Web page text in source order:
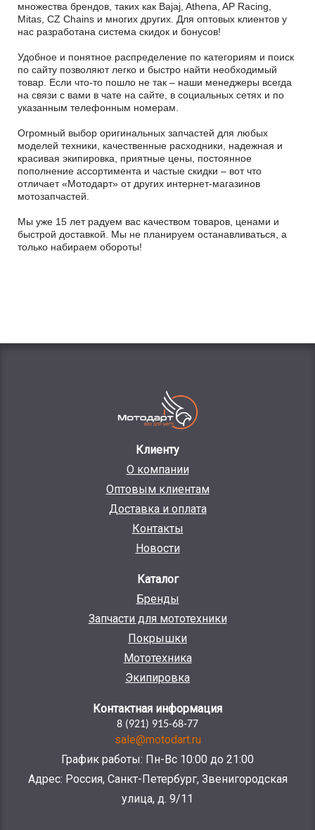
множества брендов, таких как Bajaj, Athena, AP Racing,
Mitas, CZ Chains и многих других. Для оптовых клиентов у
нас разработана система скидок и бонусов!
Удобное и понятное распределение по категориям и поиск
по сайту позволяют легко и быстро найти необходимый
товар. Если что-то пошло не так – наши менеджеры всегда
на связи с вами в чате на сайте, в социальных сетях и по
указанным телефонным номерам.
Огромный выбор оригинальных запчастей для любых
моделей техники, качественные расходники, надежная и
красивая экипировка, приятные цены, постоянное
пополнение ассортимента и частые скидки – вот что
отличает «Мотодарт» от других интернет-магазинов
мотозапчастей.
Мы уже 15 лет радуем вас качеством товаров, ценами и
быстрой доставкой. Мы не планируем останавливаться, а
только набираем обороты!
Клиенту
О компании
Оптовым клиентам
Доставка и оплата
Контакты
Новости
Каталог
Бренды
Запчасти для мототехники
Покрышки
Мототехника
Экипировка
Контактная информация
8 (921) 915-68-77
sale@motodart.ru
График работы: Пн-Вс 10:00 до 21:00
Адрес: Россия, Санкт-Петербург, Звенигородская
улица, д. 9/11